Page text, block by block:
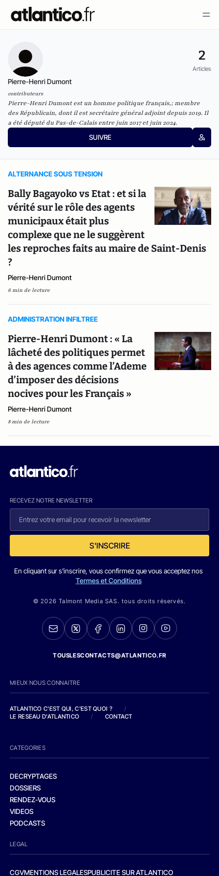
2
Articles
Pierre-Henri Dumont
contributeurs
Pierre-Henri Dumont est un homme politique français,; membre
des Républicain, dont il est secrétaire général adjoint depuis 2019. Il
a été député du Pas-de-Calais entre juin 2017 et juin 2024.
SUIVRE
ALTERNANCE SOUS TENSION
Bally Bagayoko vs Etat : et si la
vérité sur le rôle des agents
municipaux était plus
complexe que ne le suggèrent
les reproches faits au maire de Saint-Denis
?
Pierre-Henri Dumont
6 min de lecture
ADMINISTRATION INFILTREE
Pierre-Henri Dumont : « La
lâcheté des politiques permet
à des agences comme l’Ademe
d’imposer des décisions
nocives pour les Français »
Pierre-Henri Dumont
8 min de lecture
RECEVEZ NOTRE NEWSLETTER
S'INSCRIRE
En cliquant sur s'inscrire, vous confirmez que vous acceptez nos
Termes et Conditions
© 2026 Talmont Media SAS. tous droits réservés.
TOUSLESCONTACTS@ATLANTICO.FR
MIEUX NOUS CONNAITRE
ATLANTICO C'EST QUI, C'EST QUOI ?
/
LE RESEAU D'ATLANTICO
/ CONTACT
CATEGORIES
DECRYPTAGES
DOSSIERS
RENDEZ-VOUS
VIDEOS
PODCASTS
LEGAL
CGVMENTIONS LEGALESPUBLICITE SUR ATLANTICO